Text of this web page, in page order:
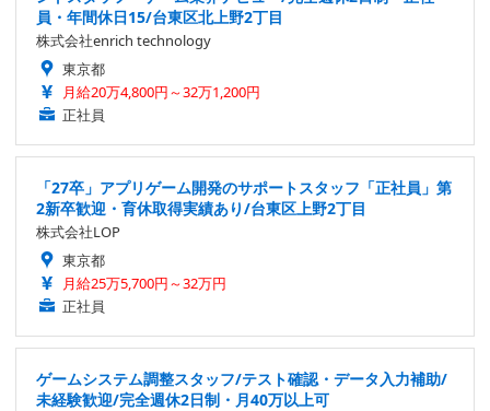
員・年間休日15/台東区北上野2丁目
株式会社enrich technology
東京都
月給20万4,800円～32万1,200円
正社員
「27卒」アプリゲーム開発のサポートスタッフ「正社員」第
2新卒歓迎・育休取得実績あり/台東区上野2丁目
株式会社LOP
東京都
月給25万5,700円～32万円
正社員
ゲームシステム調整スタッフ/テスト確認・データ入力補助/
未経験歓迎/完全週休2日制・月40万以上可